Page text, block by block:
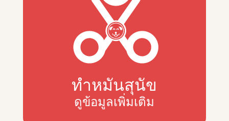
ทำหมันสุนัข
ดูข้อมูลเพิ่มเติม